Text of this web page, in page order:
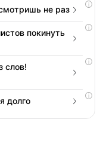
i
не раз
i
покинуть
i
слов!
i
долго